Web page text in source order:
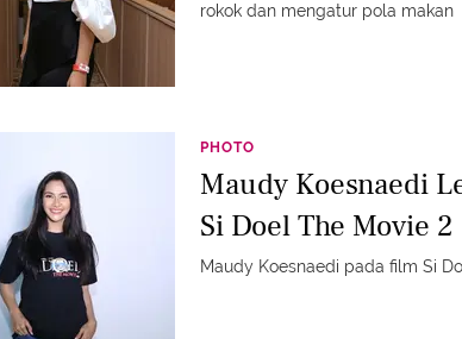
rokok dan mengatur pola makan
PHOTO
Maudy Koesnaedi
Si Doel The Movie 2
Maudy Koesnaedi pada film Si